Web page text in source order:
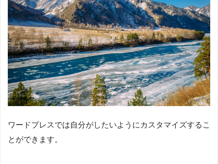
ワードプレスでは自分がしたいようにカスタマイズするこ
とができます。